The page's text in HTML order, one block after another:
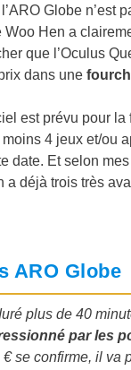
Globe n’est
Hen a
que l’Oculus
dans une
est prévu pour
moins 4 jeux et/ou
date. Et selon
a déjà trois très
ARO Globe
plus de 40
par les
se confirme, il va